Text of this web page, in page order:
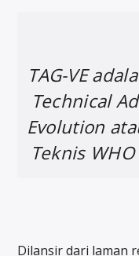
TAG-VE
Technical
Evolution
Teknis
Dilansir dari laman